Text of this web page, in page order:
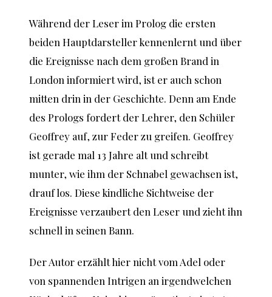
Während der Leser im Prolog die ersten
beiden Hauptdarsteller kennenlernt und über
die Ereignisse nach dem großen Brand in
London informiert wird, ist er auch schon
mitten drin in der Geschichte. Denn am Ende
des Prologs fordert der Lehrer, den Schüler
Geoffrey auf, zur Feder zu greifen. Geoffrey
ist gerade mal 13 Jahre alt und schreibt
munter, wie ihm der Schnabel gewachsen ist,
drauf los. Diese kindliche Sichtweise der
Ereignisse verzaubert den Leser und zieht ihn
schnell in seinen Bann.
Der Autor erzählt hier nicht vom Adel oder
von spannenden Intrigen an irgendwelchen